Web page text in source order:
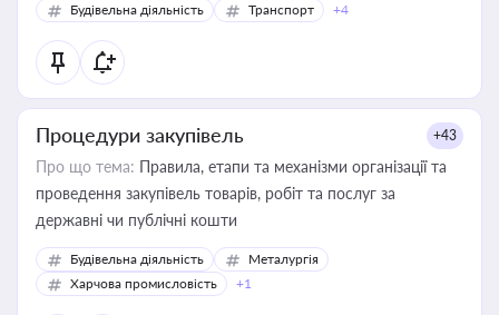
Будівельна діяльність
Транспорт +4
Процедури закупівель +43
Про що тема: Правила, етапи та механізми організації та
проведення закупівель товарів, робіт та послуг за
державні чи публічні кошти
Будівельна діяльність
Металургія
Харчова промисловість
+1